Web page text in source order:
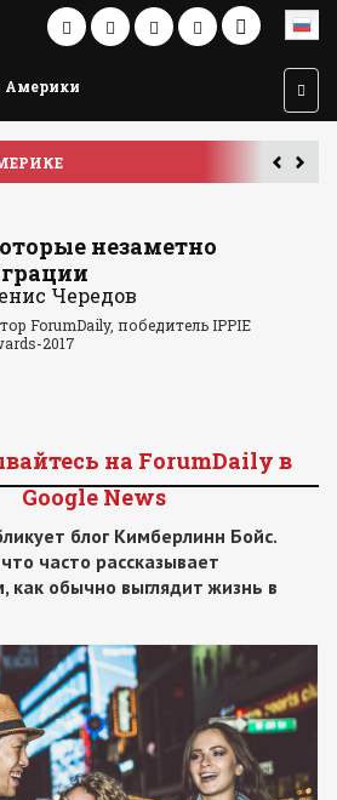
Америки
незаметно
Чередов
ForumDaily, победитель IPPIE
2017
на ForumDaily в
Google News
блог Кимберлинн Бойс.
часто рассказывает
как обычно выглядит жизнь в